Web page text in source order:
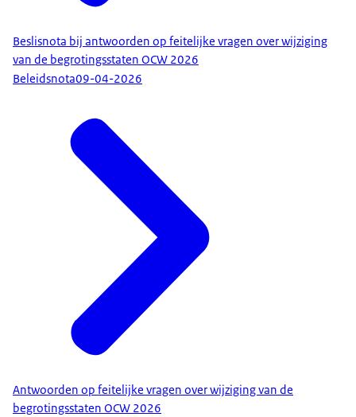
Beslisnota bij antwoorden op feitelijke vragen over wijziging
van de begrotingsstaten OCW 2026
Beleidsnota09-04-2026
Antwoorden op feitelijke vragen over wijziging van de
begrotingsstaten OCW 2026